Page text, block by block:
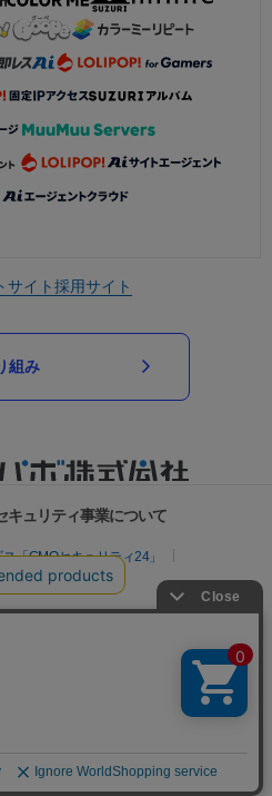
サイト採用サイト
組み
キュリティ事業について
「GMOセキュリティ24」
ク診断